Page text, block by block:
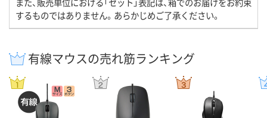
するものではありません。あらかじめご了承ください。
有線マウスの売れ筋ランキング